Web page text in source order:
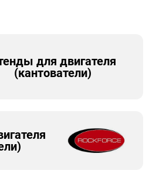
для двигателя
(кантователи)